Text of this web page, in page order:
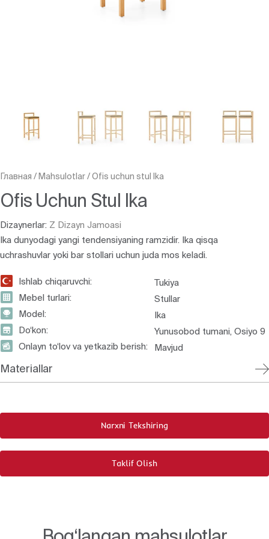
Главная / Mahsulotlar/Ofis uchun stul Ika
Ofis Uchun Stul Ika
Dizaynerlar: Z Dizayn Jamoasi
Ika dunyodagi yangi tendensiyaning ramzidir. Ika qisqa
uchrashuvlar yoki bar stollari uchun juda mos keladi.
Ishlab chiqaruvchi:
Tukiya
Mebel turlari:
Stullar
Model:
Ika
Do‘kon:
Yunusobod tumani, Osiyo 9
Onlayn to‘lov va yetkazib berish:
Mavjud
Materiallar
Narxni Tekshiring
Taklif Olish